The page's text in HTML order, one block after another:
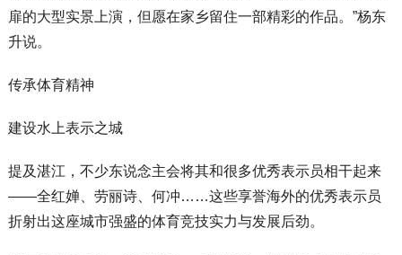
扉的大型实景上演，但愿在家乡留住一部精彩的作品。”杨东
升说。
传承体育精神
建设水上表示之城
提及湛江，不少东说念主会将其和很多优秀表示员相干起来
——全红婵、劳丽诗、何冲……这些享誉海外的优秀表示员
折射出这座城市强盛的体育竞技实力与发展后劲。